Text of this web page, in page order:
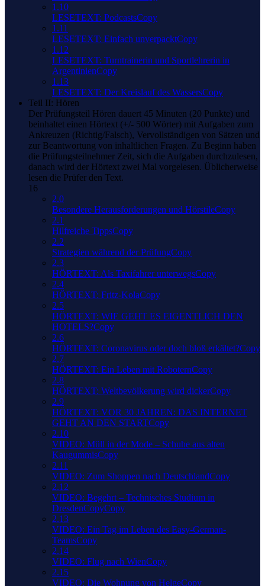
1.10
LESETEXT: PodcastsCopy
1.11
LESETEXT: Einfach unverpacktCopy
1.12
LESETEXT: Turntrainerin und Sportlehrerin in
ArgentinienCopy
1.13
LESETEXT: Der Kreislauf des WassersCopy
Teil II: Hören
Der Prüfungsteil Hören dauert 45 Minuten (20 Punkte) und
beinhaltet einen Hörtext (+/- 500 Wörter) mit Aufgaben zum
Ankreuzen (Richtig/Falsch), Vervollständigen von Sätzen und
zur Beantwortung von inhaltlichen Fragen. Zu Beginn haben
die Prüfungsteilnehmer Zeit, sich die Aufgaben durchzulesen,
danach wird der Hörtext zwei Mal vorgelesen. Üblicherweise
lesen die Prüfer den Text.
16
2.0
Besondere Herausforderungen und HörstileCopy
2.1
Hilfreiche TippsCopy
2.2
Strategien während der PrüfungCopy
2.3
HÖRTEXT: Als Taxifahrer unterwegsCopy
2.4
HÖRTEXT: Fritz-KolaCopy
2.5
HÖRTEXT: WIE GEHT ES EIGENTLICH DEN
HOTELS?Copy
2.6
HÖRTEXT: Coronavirus oder doch bloß erkältet?Copy
2.7
HÖRTEXT: Ein Leben mit RoboternCopy
2.8
HÖRTEXT: Weltbevölkerung wird dickerCopy
2.9
HÖRTEXT: VOR 30 JAHREN: DAS INTERNET
GEHT AN DEN STARTCopy
2.10
VIDEO: Müll in der Mode – Schuhe aus alten
KaugummisCopy
2.11
VIDEO: Zum Shoppen nach DeutschlandCopy
2.12
VIDEO: Begehrt – Technisches Studium in
DresdenCopyCopy
2.13
VIDEO: Ein Tag im Leben des Easy-German-
TeamsCopy
2.14
VIDEO: Flug nach WienCopy
2.15
VIDEO: Die Wohnung von HelgeCopy